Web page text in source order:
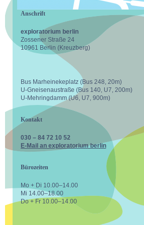
Anschrift
exploratorium berlin
Zossener Straße 24
10961 Berlin (Kreuzberg)
Bus Marheinekeplatz (Bus 248, 20m)
U-Gneisenaustraße (Bus 140, U7, 200m)
U-Mehringdamm (U6, U7, 900m)
Kontakt
030 – 84 72 10 52
E-Mail an exploratorium berlin
Bürozeiten
Mo + Di 10.00–14.00
Mi 14.00–18.00
Do + Fr 10.00–14.00
youtube